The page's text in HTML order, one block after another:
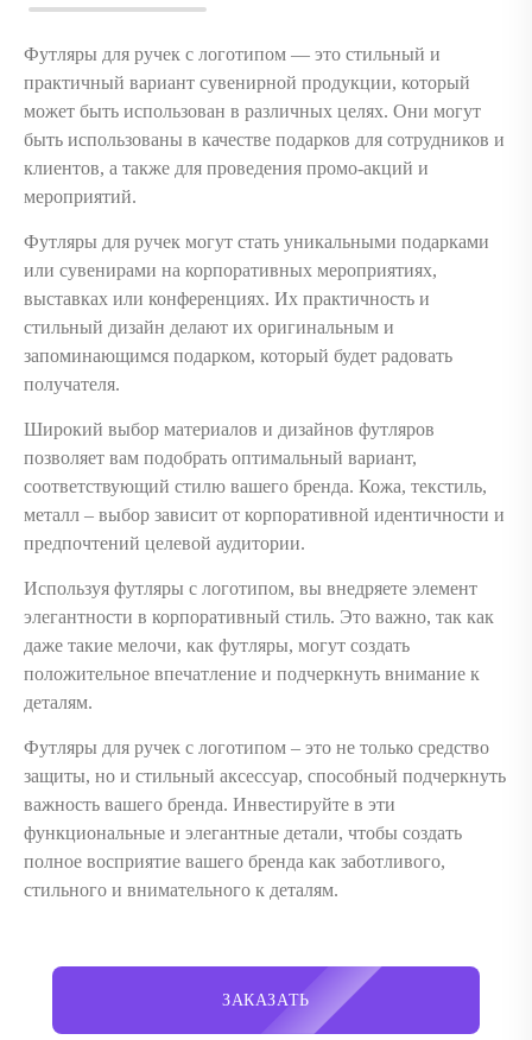
Футляры для ручек с логотипом — это стильный и
практичный вариант сувенирной продукции, который
может быть использован в различных целях. Они могут
быть использованы в качестве подарков для сотрудников и
клиентов, а также для проведения промо-акций и
мероприятий.
Футляры для ручек могут стать уникальными подарками
или сувенирами на корпоративных мероприятиях,
выставках или конференциях. Их практичность и
стильный дизайн делают их оригинальным и
запоминающимся подарком, который будет радовать
получателя.
Широкий выбор материалов и дизайнов футляров
позволяет вам подобрать оптимальный вариант,
соответствующий стилю вашего бренда. Кожа, текстиль,
металл – выбор зависит от корпоративной идентичности и
предпочтений целевой аудитории.
Используя футляры с логотипом, вы внедряете элемент
элегантности в корпоративный стиль. Это важно, так как
даже такие мелочи, как футляры, могут создать
положительное впечатление и подчеркнуть внимание к
деталям.
Футляры для ручек с логотипом – это не только средство
защиты, но и стильный аксессуар, способный подчеркнуть
важность вашего бренда. Инвестируйте в эти
функциональные и элегантные детали, чтобы создать
полное восприятие вашего бренда как заботливого,
стильного и внимательного к деталям.
ЗАКАЗАТЬ